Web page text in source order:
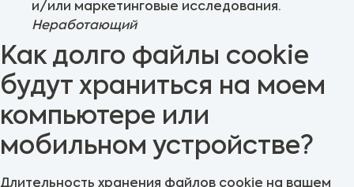
и/или маркетинговые исследования.
Неработающий
Как долго файлы cookie
будут храниться на моем
компьютере или
мобильном устройстве?
Длительность хранения файлов cookie на вашем